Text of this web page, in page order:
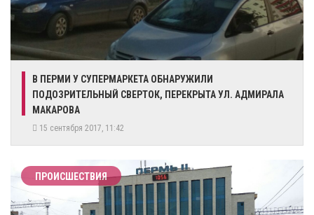
В ПЕРМИ У СУПЕРМАРКЕТА ОБНАРУЖИЛИ
ПОДОЗРИТЕЛЬНЫЙ СВЕРТОК, ПЕРЕКРЫТА УЛ. АДМИРАЛА
МАКАРОВА
15 сентября 2017, 11:42
ПРОИСШЕСТВИЯ